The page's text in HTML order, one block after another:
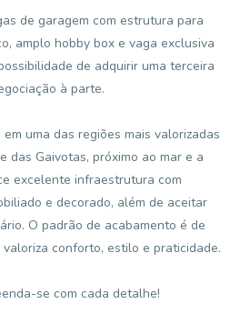
de garagem com estrutura para
amplo hobby box e vaga exclusiva
de adquirir uma terceira
à parte.
uma das regiões mais valorizadas
das Gaivotas, próximo ao mar e a
excelente infraestrutura com
e decorado, além de aceitar
O padrão de acabamento é de
conforto, estilo e praticidade.
se com cada detalhe!